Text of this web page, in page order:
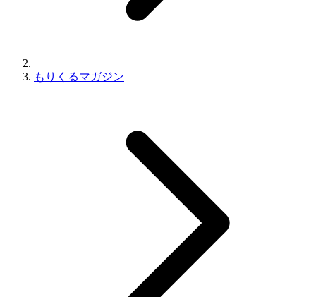
もりくるマガジン